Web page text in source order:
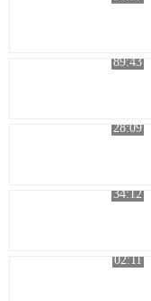
89:43
28:09
34:12
02:11